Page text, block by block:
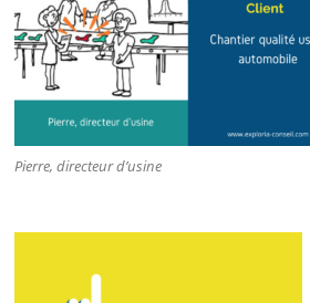
Pierre, directeur d’usine